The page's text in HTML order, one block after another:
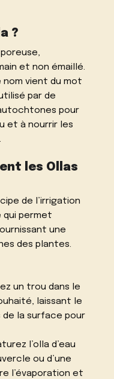
?
et non émaillé.
vient du mot
par de
pour
et à nourrir les
les Ollas
de l’irrigation
qui permet
une
des plantes.
un trou dans le
laissant le
de la surface pour
l’olla d’eau
ou d’une
l’évaporation et